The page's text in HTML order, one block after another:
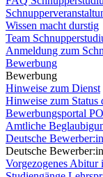
Wissen macht durstig
Team
Anmeldung zum
Bewerbung
Bewerbung
Hinweise zum Dienst
Hinweise zum Status
Bewerbungsportal
Amtliche
Deutsche
Deutsche
Vorgezogenes Abitur